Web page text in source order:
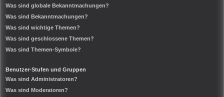
Was sind globale Bekanntmachungen?
Was sind Bekanntmachungen?
Was sind wichtige Themen?
Was sind geschlossene Themen?
Was sind Themen-Symbole?
Benutzer-Stufen und Gruppen
Was sind Administratoren?
Was sind Moderatoren?